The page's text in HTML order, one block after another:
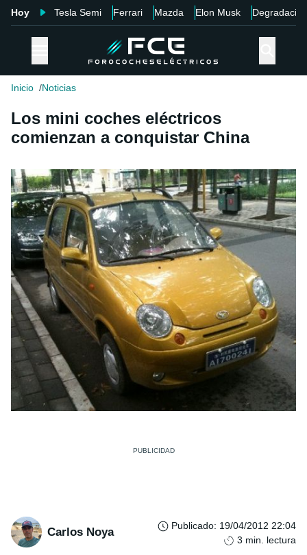
Hoy Tesla Semi Ferrari Mazda Elon Musk Degradación
Inicio Noticias
Los mini coches eléctricos
comienzan a conquistar China
Carlos Noya Publicado: 19/04/2012 22:04
3 min. lectura